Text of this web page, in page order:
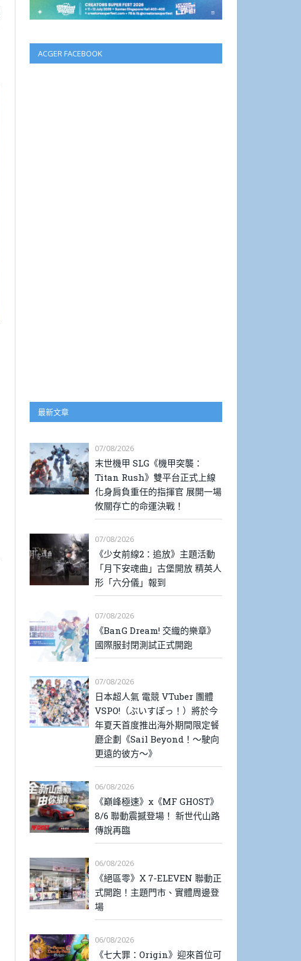
ACGER FACEBOOK
最新文章
07/08/2026
末世機甲 SLG《機甲突襲：
Titan Rush》雙平台正式上線
化身肩負重任的指揮官 展開一場
攸關存亡的命運決戰！
07/08/2026
《少女前線2：追放》主題活動
「月下安魂曲」古堡開放 精英人
形「六分儀」報到
07/08/2026
《BanG Dream! 交織的樂章》
國際服封閉測試正式開跑
07/08/2026
日本超人氣 電競 VTuber 團體
VSPO!（ぶいすぽっ！）將於今
年夏天首度推出海外期間限定餐
廳企劃《Sail Beyond！～駛向
更遠的彼方～》
06/08/2026
《巔峰極速》x《MF GHOST》
8/6 聯動震撼登場！ 新世代山路
傳說再臨
06/08/2026
《絕區零》X 7-ELEVEN 聯動正
式開跑！主題門市、實體周邊登
場
06/08/2026
《七大罪：Origin》迎來首位可